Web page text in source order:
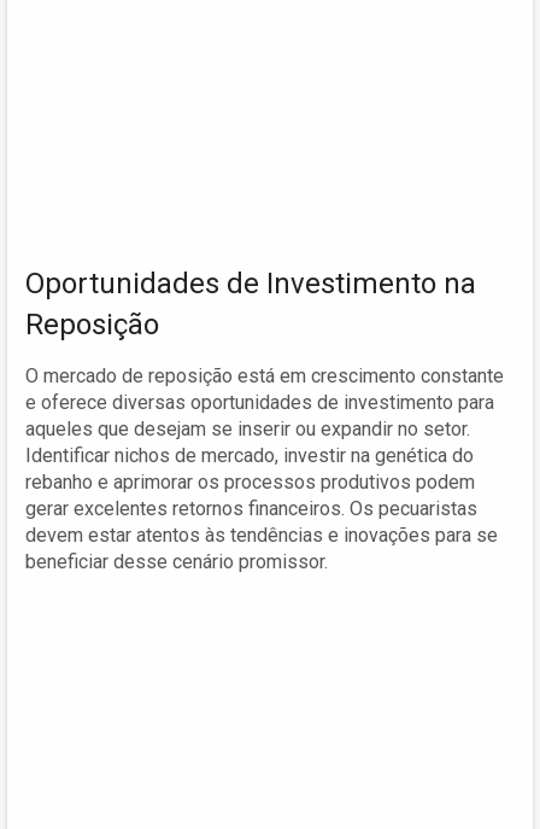
Oportunidades de Investimento na
Reposição
O mercado de reposição está em crescimento constante
e oferece diversas oportunidades de investimento para
aqueles que desejam se inserir ou expandir no setor.
Identificar nichos de mercado, investir na genética do
rebanho e aprimorar os processos produtivos podem
gerar excelentes retornos financeiros. Os pecuaristas
devem estar atentos às tendências e inovações para se
beneficiar desse cenário promissor.